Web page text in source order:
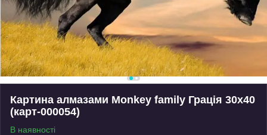
Картина алмазами Monkey family Грація 30x40
(карт-000054)
В наявності